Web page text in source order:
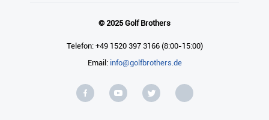
© 2025 Golf Brothers
Telefon: +49 1520 397 3166 (8:00-15:00)
Email: info@golfbrothers.de